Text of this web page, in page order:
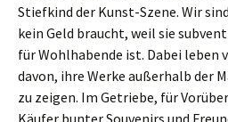
Stiefkind der Kunst-Szene. Wir
kein Geld braucht, weil sie
für Wohlhabende ist. Dabei leben
davon, ihre Werke außerhalb der
zu zeigen. Im Getriebe, für
Käufer bunter Souvenirs und